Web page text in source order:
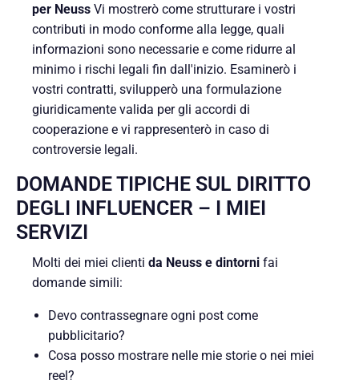
per Neuss Vi mostrerò come strutturare i vostri
contributi in modo conforme alla legge, quali
informazioni sono necessarie e come ridurre al
minimo i rischi legali fin dall'inizio. Esaminerò i
vostri contratti, svilupperò una formulazione
giuridicamente valida per gli accordi di
cooperazione e vi rappresenterò in caso di
controversie legali.
DOMANDE TIPICHE SUL DIRITTO
DEGLI INFLUENCER – I MIEI
SERVIZI
Molti dei miei clienti da Neuss e dintorni fai
domande simili:
Devo contrassegnare ogni post come
pubblicitario?
Cosa posso mostrare nelle mie storie o nei miei
reel?